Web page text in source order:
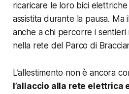
ricaricare le loro bici
assistita durante la pausa. Ma
anche a chi percorre i sentieri
nella rete del Parco di
L’allestimento non è ancora
l’allaccio alla rete elettrica